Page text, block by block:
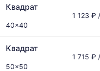
Квадрат
40x40
1 123 ₽
Квадрат
50x50
1 715 ₽